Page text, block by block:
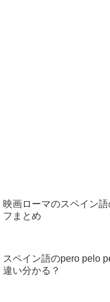
映画ローマのスペイン語
フまとめ
スペイン語のpero pelo
違い分かる？